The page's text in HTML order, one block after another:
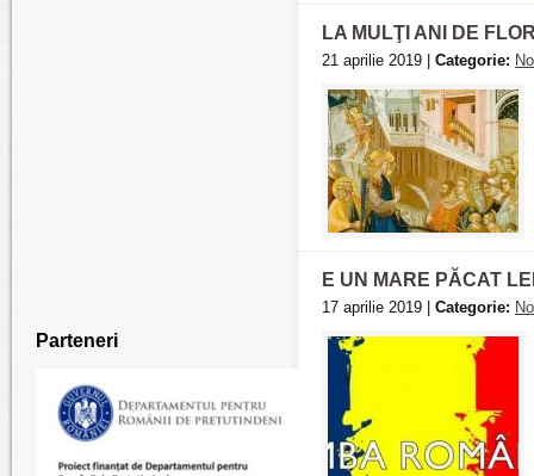
Parteneri
LA MULŢI ANI DE
21 aprilie 2019 | Categorie:
E UN MARE PĂCAT
17 aprilie 2019 | Categorie: